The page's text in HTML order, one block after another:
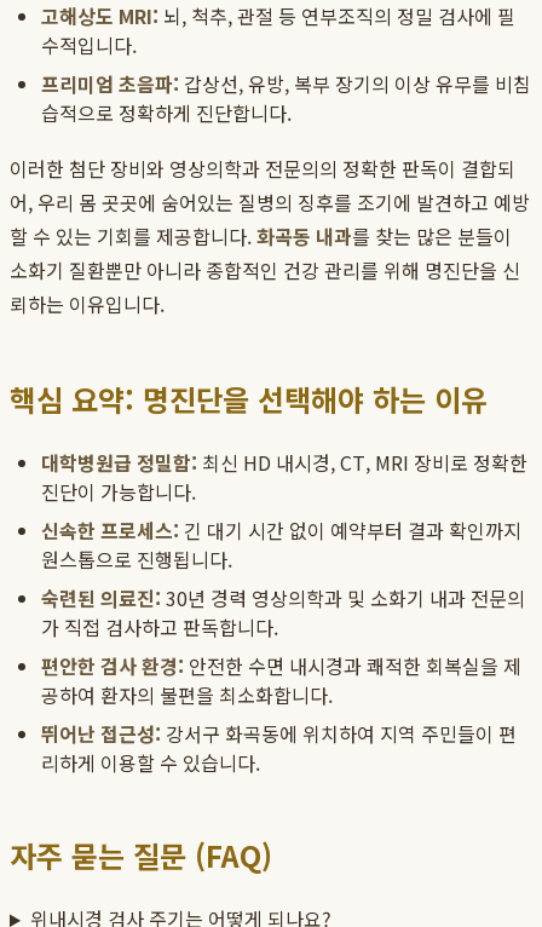
고해상도 MRI: 뇌, 척추, 관절 등 연부조직의 정밀 검사에 필
수적입니다.
프리미엄 초음파: 갑상선, 유방, 복부 장기의 이상 유무를 비침
습적으로 정확하게 진단합니다.
이러한 첨단 장비와 영상의학과 전문의의 정확한 판독이 결합되
어, 우리 몸 곳곳에 숨어있는 질병의 징후를 조기에 발견하고 예방
할 수 있는 기회를 제공합니다.화곡동 내과를 찾는 많은 분들이
소화기 질환뿐만 아니라 종합적인 건강 관리를 위해 명진단을 신
뢰하는 이유입니다.
핵심 요약: 명진단을 선택해야 하는 이유
대학병원급 정밀함: 최신 HD 내시경, CT, MRI 장비로 정확한
진단이 가능합니다.
신속한 프로세스: 긴 대기 시간 없이 예약부터 결과 확인까지
원스톱으로 진행됩니다.
숙련된 의료진: 30년 경력 영상의학과 및 소화기 내과 전문의
가 직접 검사하고 판독합니다.
편안한 검사 환경: 안전한 수면 내시경과 쾌적한 회복실을 제
공하여 환자의 불편을 최소화합니다.
뛰어난 접근성: 강서구 화곡동에 위치하여 지역 주민들이 편
리하게 이용할 수 있습니다.
자주 묻는 질문 (FAQ)
위내시경 검사 주기는 어떻게 되나요?